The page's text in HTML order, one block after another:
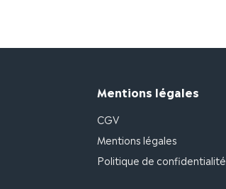
Mentions légales
CGV
Mentions légales
Politique de confidentialité